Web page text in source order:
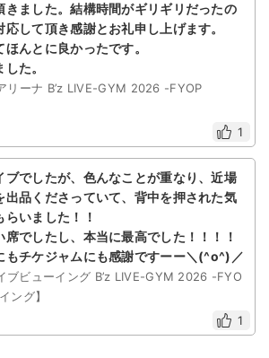
きました。結構時間がギリギリだったの
して頂き感謝とお礼申し上げます。
んとに良かったです。
た。
リーナ B’z LIVE-GYM 2026 -FYOP
1
ブでしたが、色んなことが重なり、近場
出品くださっていて、背中を押された気
いました！！
席でしたし、本当に最高でした！！！！
もチケジャムにも感謝ですーー＼(^o^)／
ビューイング B’z LIVE-GYM 2026 -FYO
ング】
1